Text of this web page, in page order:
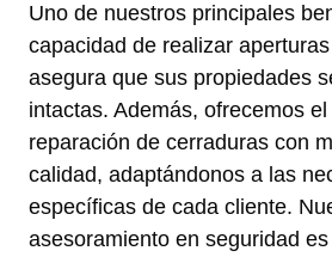
Uno de nuestros principales
capacidad de realizar
asegura que sus propiedades
intactas. Además, ofrecemos
reparación de cerraduras con
calidad, adaptándonos a las
específicas de cada cliente.
asesoramiento en seguridad